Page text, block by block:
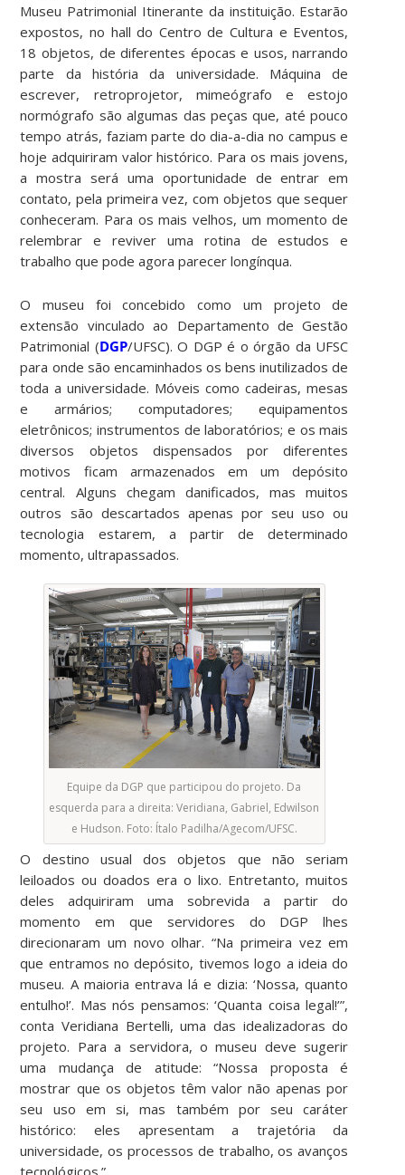
Museu Patrimonial Itinerante da instituição. Estarão
expostos, no hall do Centro de Cultura e Eventos,
18 objetos, de diferentes épocas e usos, narrando
parte da história da universidade. Máquina de
escrever, retroprojetor, mimeógrafo e estojo
normógrafo são algumas das peças que, até pouco
tempo atrás, faziam parte do dia-a-dia no campus e
hoje adquiriram valor histórico. Para os mais jovens,
a mostra será uma oportunidade de entrar em
contato, pela primeira vez, com objetos que sequer
conheceram. Para os mais velhos, um momento de
relembrar e reviver uma rotina de estudos e
trabalho que pode agora parecer longínqua.
O museu foi concebido como um projeto de
extensão vinculado ao Departamento de Gestão
Patrimonial (DGP/UFSC). O DGP é o órgão da UFSC
para onde são encaminhados os bens inutilizados de
toda a universidade. Móveis como cadeiras, mesas
e armários; computadores; equipamentos
eletrônicos; instrumentos de laboratórios; e os mais
diversos objetos dispensados por diferentes
motivos ficam armazenados em um depósito
central. Alguns chegam danificados, mas muitos
outros são descartados apenas por seu uso ou
tecnologia estarem, a partir de determinado
momento, ultrapassados.
Equipe da DGP que participou do projeto. Da
esquerda para a direita: Veridiana, Gabriel, Edwilson
e Hudson. Foto: Ítalo Padilha/Agecom/UFSC.
O destino usual dos objetos que não seriam
leiloados ou doados era o lixo. Entretanto, muitos
deles adquiriram uma sobrevida a partir do
momento em que servidores do DGP lhes
direcionaram um novo olhar. “Na primeira vez em
que entramos no depósito, tivemos logo a ideia do
museu. A maioria entrava lá e dizia: ‘Nossa, quanto
entulho!’. Mas nós pensamos: ‘Quanta coisa legal!’”,
conta Veridiana Bertelli, uma das idealizadoras do
projeto. Para a servidora, o museu deve sugerir
uma mudança de atitude: “Nossa proposta é
mostrar que os objetos têm valor não apenas por
seu uso em si, mas também por seu caráter
histórico: eles apresentam a trajetória da
universidade, os processos de trabalho, os avanços
tecnológicos.”